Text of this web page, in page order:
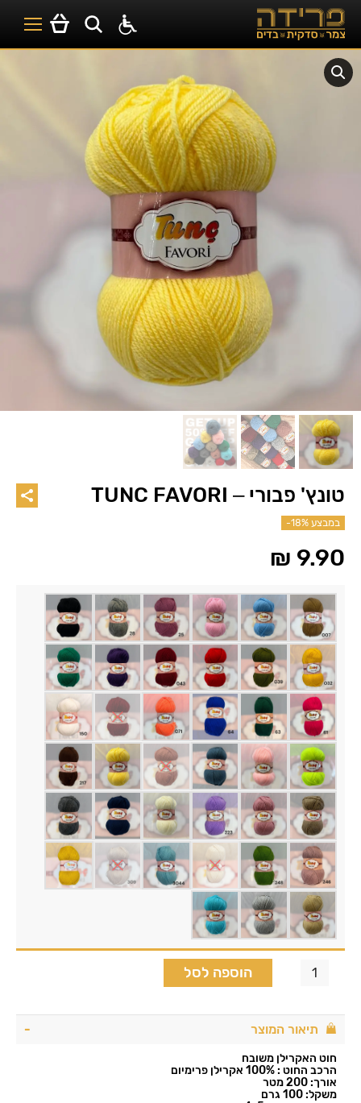
טונץ' פבורי – TUNC FAVORI
במבצע -18%
₪ 9.90
הוספה לסל
תיאור המוצר
חוט האקרילן משובח
הרכב החוט : 100% אקרילן פרימיום
אורך: 200 מטר
משקל: 100 גרם